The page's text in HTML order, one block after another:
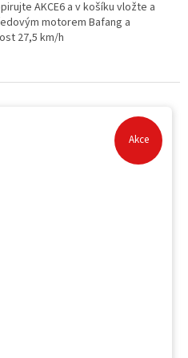
AKCE6 a v košíku vložte a
motorem Bafang a
27,5 km/h
Akce